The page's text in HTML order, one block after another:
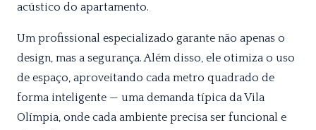
acústico do apartamento.
Um profissional especializado garante não apenas o
design, mas a segurança. Além disso, ele otimiza o uso
de espaço, aproveitando cada metro quadrado de
forma inteligente — uma demanda típica da Vila
Olímpia, onde cada ambiente precisa ser funcional e